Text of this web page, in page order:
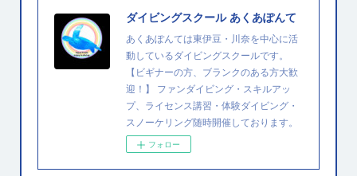
ダイビングスクール あくあぽんて
あくあぽんては東伊豆・川奈を中心に活
動しているダイビングスクールです。
【ビギナーの方、ブランクのある方大歓
迎！】 ファンダイビング・スキルアッ
プ、ライセンス講習・体験ダイビング・
スノーケリング随時開催しております。
フォロー